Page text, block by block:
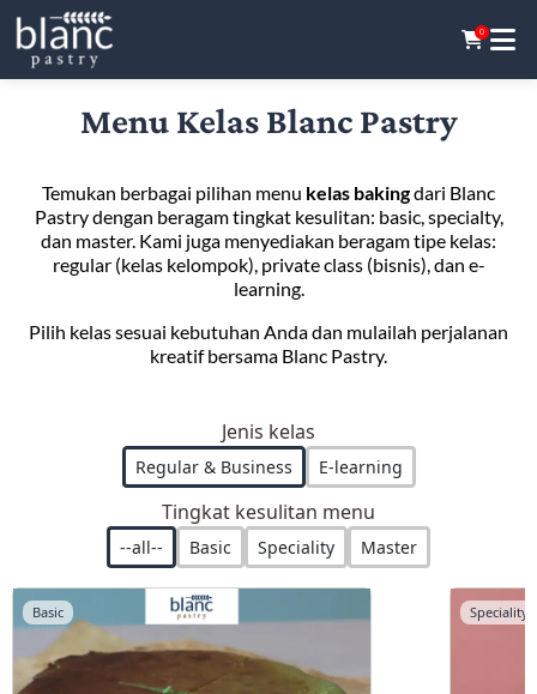
0
Menu Kelas Blanc Pastry
Temukan berbagai pilihan menu kelas bakingdari Blanc
Pastry dengan beragam tingkat kesulitan: basic, specialty,
dan master. Kami juga menyediakan beragam tipe kelas:
regular (kelas kelompok), private class (bisnis), dan e-
learning.
Pilih kelas sesuai kebutuhan Anda dan mulailah perjalanan
kreatif bersama Blanc Pastry.
Jenis kelas
Regular & Business E-learning
Tingkat kesulitan menu
--all-- Basic Speciality Master
Basic Speciality